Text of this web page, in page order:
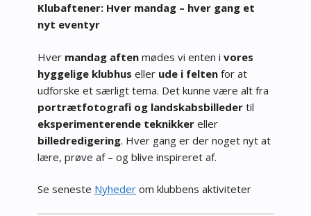
Klubaftener: Hver mandag – hver gang et
nyt eventyr
Hver mandag aften mødes vi enten i vores
hyggelige klubhus eller ude i felten for at
udforske et særligt tema. Det kunne være alt fra
portrætfotografi og landskabsbilleder til
eksperimenterende teknikker eller
billedredigering. Hver gang er der noget nyt at
lære, prøve af – og blive inspireret af.
Se seneste Nyheder om klubbens aktiviteter